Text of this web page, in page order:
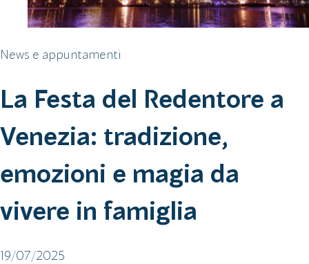
News e appuntamenti
La Festa del Redentore a
Venezia: tradizione,
emozioni e magia da
vivere in famiglia
19/07/2025